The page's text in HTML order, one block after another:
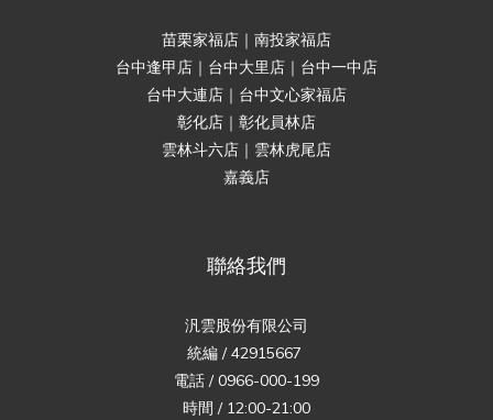
苗栗家福店｜南投家福店
台中逢甲店｜台中大里店｜台中一中店
台中大連店｜台中文心家福店
彰化店｜彰化員林店
雲林斗六店｜雲林虎尾店
嘉義店
聯絡我們
汎雲股份有限公司
統編 / 42915667
電話 / 0966-000-199
時間 / 12:00-21:00